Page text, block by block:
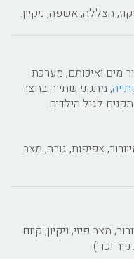
הצללה, אשפה, ניקיון.
מים ואיכותם, מערכת
, מתקני שתייה בחצר
לגיל הילדים.
צפיפות, גובה, מצב
מצב פיזי, ניקיון, קיום
וכד’)